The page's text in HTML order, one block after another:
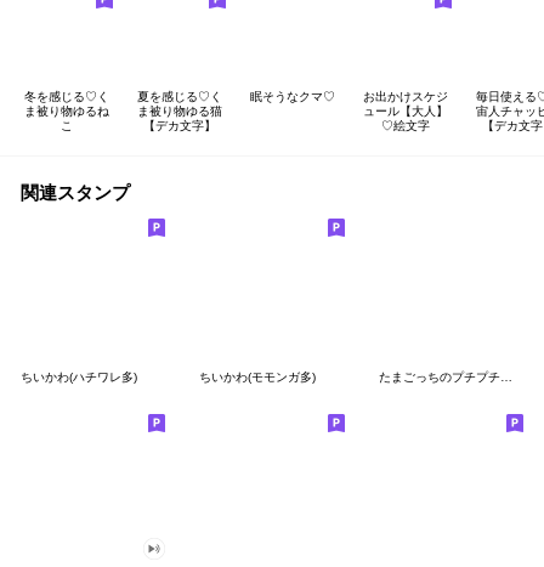
冬を感じる♡く
ま被り物ゆるね
こ
夏を感じる♡く
ま被り物ゆる猫
【デカ文字】
眠そうなクマ♡
お出かけスケジ
ュール【大人】
♡絵文字
毎日使える
宙人チャッ
【デカ文
関連スタンプ
ちいかわ(ハチワレ多) ちいかわ(モモンガ多) たまごっちのプチプチおみせっち